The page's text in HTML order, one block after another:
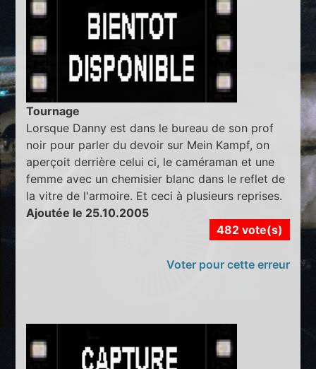
Tournage
Lorsque Danny est dans le bureau de son prof
noir pour parler du devoir sur Mein Kampf, on
aperçoit derrière celui ci, le caméraman et une
femme avec un chemisier blanc dans le reflet de
la vitre de l'armoire. Et ceci à plusieurs reprises.
Ajoutée le 25.10.2005
482 vote(s)
Voter pour cette erreur